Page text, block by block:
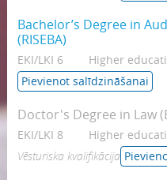
Bachelor’s Degree in
(RISEBA)
EKI/LKI 6 Higher
Pievienot salīdzināšanai
Doctor's Degree in Law
EKI/LKI 8 Higher
Vēsturiska kvalifikācija